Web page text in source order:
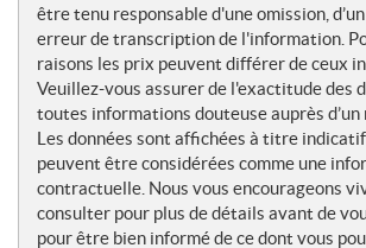
être tenu responsable d'une omission,
erreur de transcription de l'information.
raisons les prix peuvent différer de ceux
Veuillez-vous assurer de l'exactitude des
toutes informations douteuse auprès d’un
Les données sont affichées à titre
peuvent être considérées comme une
contractuelle. Nous vous encourageons
consulter pour plus de détails avant de
pour être bien informé de ce dont vous